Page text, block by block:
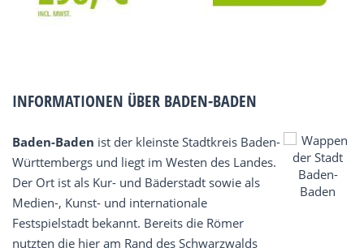
INFORMATIONEN ÜBER BADEN-BADEN
Baden-Baden ist der kleinste Stadtkreis Baden-
Württembergs und liegt im Westen des Landes.
Der Ort ist als Kur- und Bäderstadt sowie als
Medien-, Kunst- und internationale
Festspielstadt bekannt. Bereits die Römer
nutzten die hier am Rand des Schwarzwalds